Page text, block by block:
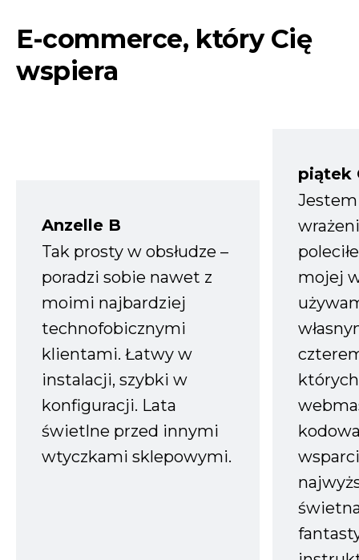
E-commerce, który Cię
wspiera
Anzelle B
Tak prosty w obsłudze –
poradzi sobie nawet z
moimi najbardziej
technofobicznymi
klientami. Łatwy w
instalacji, szybki w
konfiguracji. Lata
świetlne przed innymi
wtyczkami sklepowymi.
piątek
mojej